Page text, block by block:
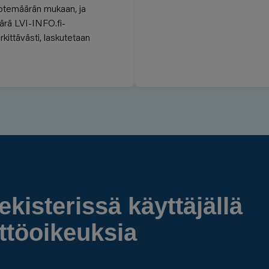
mukaan, ja
LVI-INFO.fi-
laskutetaan
käyttäjällä